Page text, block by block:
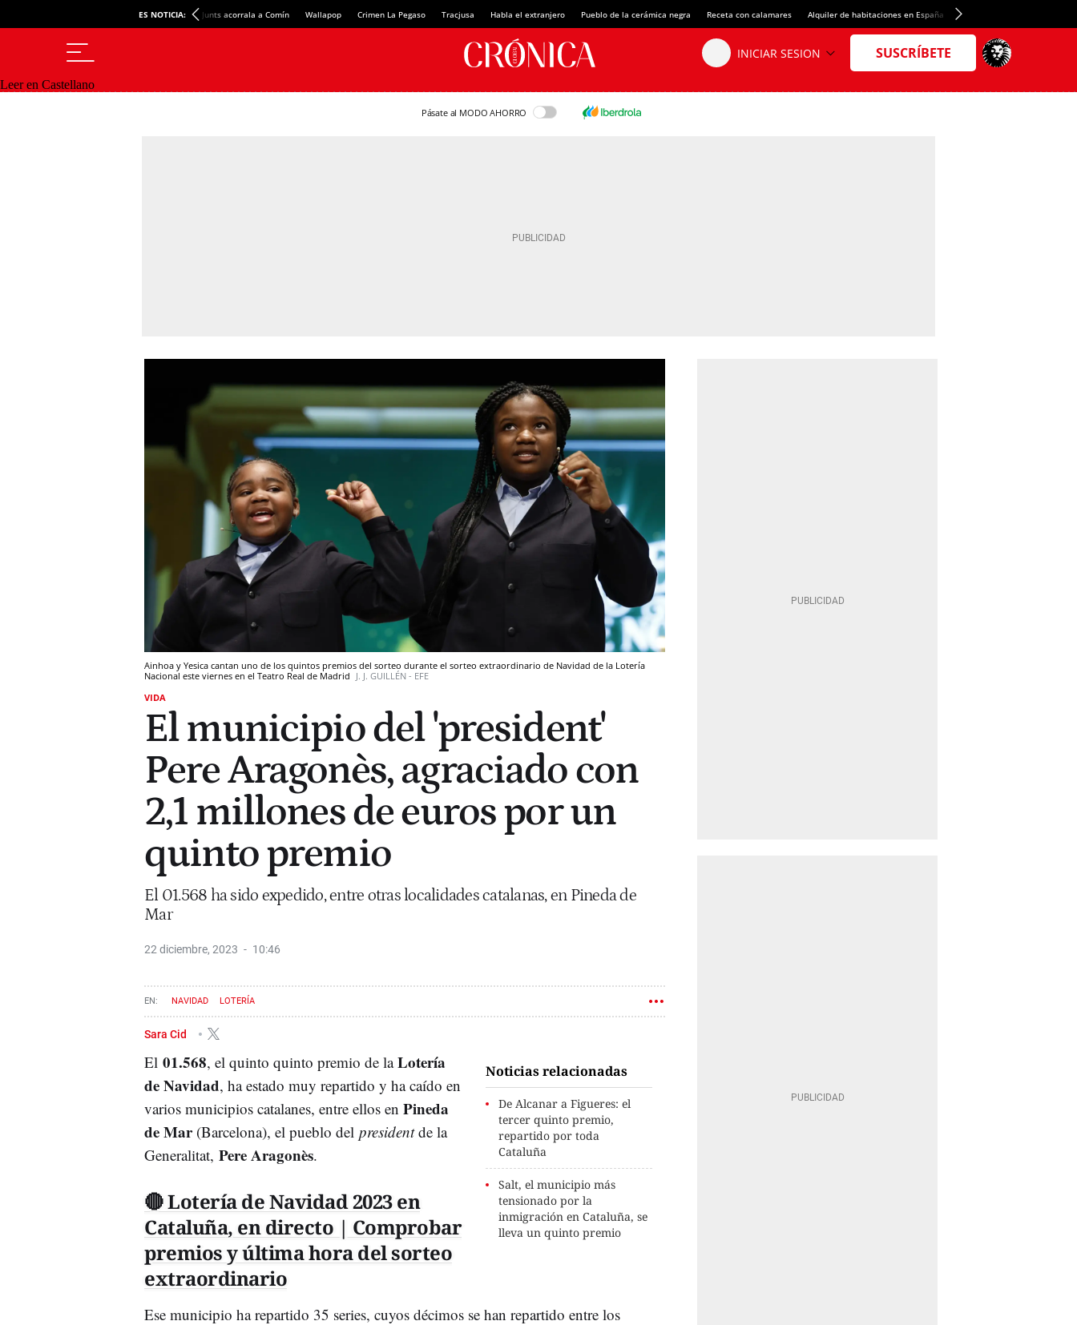
ES NOTICIA: Junts acorrala a Comín Wallapop Crimen La Pegaso Tracjusa Habla el extranjero Pueblo de la cerámica negra Receta con calamares Alquiler de habitaciones en España Crédito del Spotify Camp Nou
Leer en Castellano
Pásate al MODO AHORRO
Ainhoa y Yesica cantan uno de los quintos premios del sorteo durante el sorteo extraordinario de Navidad de la Lotería
Nacional este viernes en el Teatro Real de Madrid J. J. GUILLÉN - EFE
VIDA
El municipio del 'president'
Pere Aragonès, agraciado con
2,1 millones de euros por un
quinto premio
El 01.568 ha sido expedido, entre otras localidades catalanas, en Pineda de
Mar
22 diciembre, 2023 10:46
NAVIDAD LOTERÍA
Sara Cid
Noticias relacionadas
De Alcanar a Figueres: el
tercer quinto premio,
repartido por toda
Cataluña
Salt, el municipio más
tensionado por la
inmigración en Cataluña, se
lleva un quinto premio
El 01.568, el quinto quinto premio de laLotería
de Navidad, ha estado muy repartido y ha caído en
varios municipios catalanes, entre ellos en Pineda
de Mar(Barcelona), el pueblo del presidentde la
Generalitat, Pere Aragonès.
🔴 Lotería de Navidad 2023 en
Cataluña, en directo | Comprobar
premios y última hora del sorteo
extraordinario
Ese municipio ha repartido 35 series, cuyos décimos se han repartido entre los